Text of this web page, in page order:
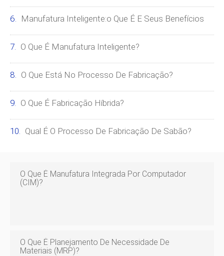
Manufatura Inteligente:o Que É E Seus Benefícios
O Que É Manufatura Inteligente?
O Que Está No Processo De Fabricação?
O Que É Fabricação Híbrida?
Qual ​​é O Processo De Fabricação De Sabão?
O Que É Manufatura Integrada Por Computador
(CIM)?
O Que É Planejamento De Necessidade De
Materiais (MRP)?